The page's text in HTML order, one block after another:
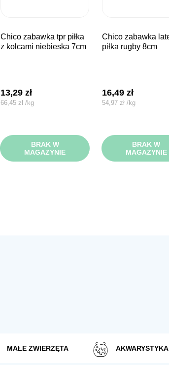
chico zabawka tpr piłka
z kolcami niebieska 7cm
13,29zł
66,45zł /kg
BRAK W
MAGAZYNIE
chico zabawka latex
piłka rugby 8cm
16,49 zł
54,97 zł /kg
BRAK W
MAGAZYNIE
MAŁE ZWIERZĘTA AKWARYSTYKA